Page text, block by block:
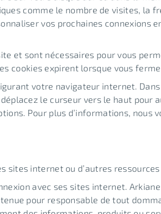
comme le nombre de visites, la
vos prochaines connexions
et sont nécessaires pour vous
cookies expirent lorsque vous
votre navigateur internet.
le curseur vers le haut pour
Pour plus d’informations, nous
sites internet ou d’autres
avec ses sites internet.
pour responsable de tout